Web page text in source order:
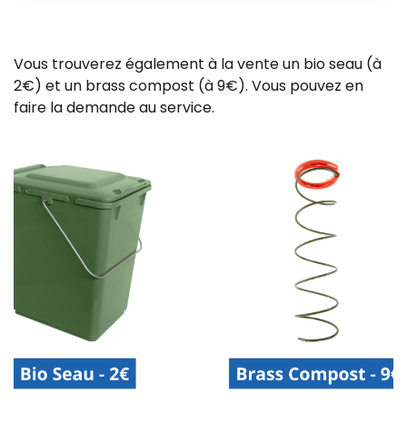
Vous trouverez également à la vente un bio seau (à
2€) et un brass compost (à 9€). Vous pouvez en
faire la demande au service.